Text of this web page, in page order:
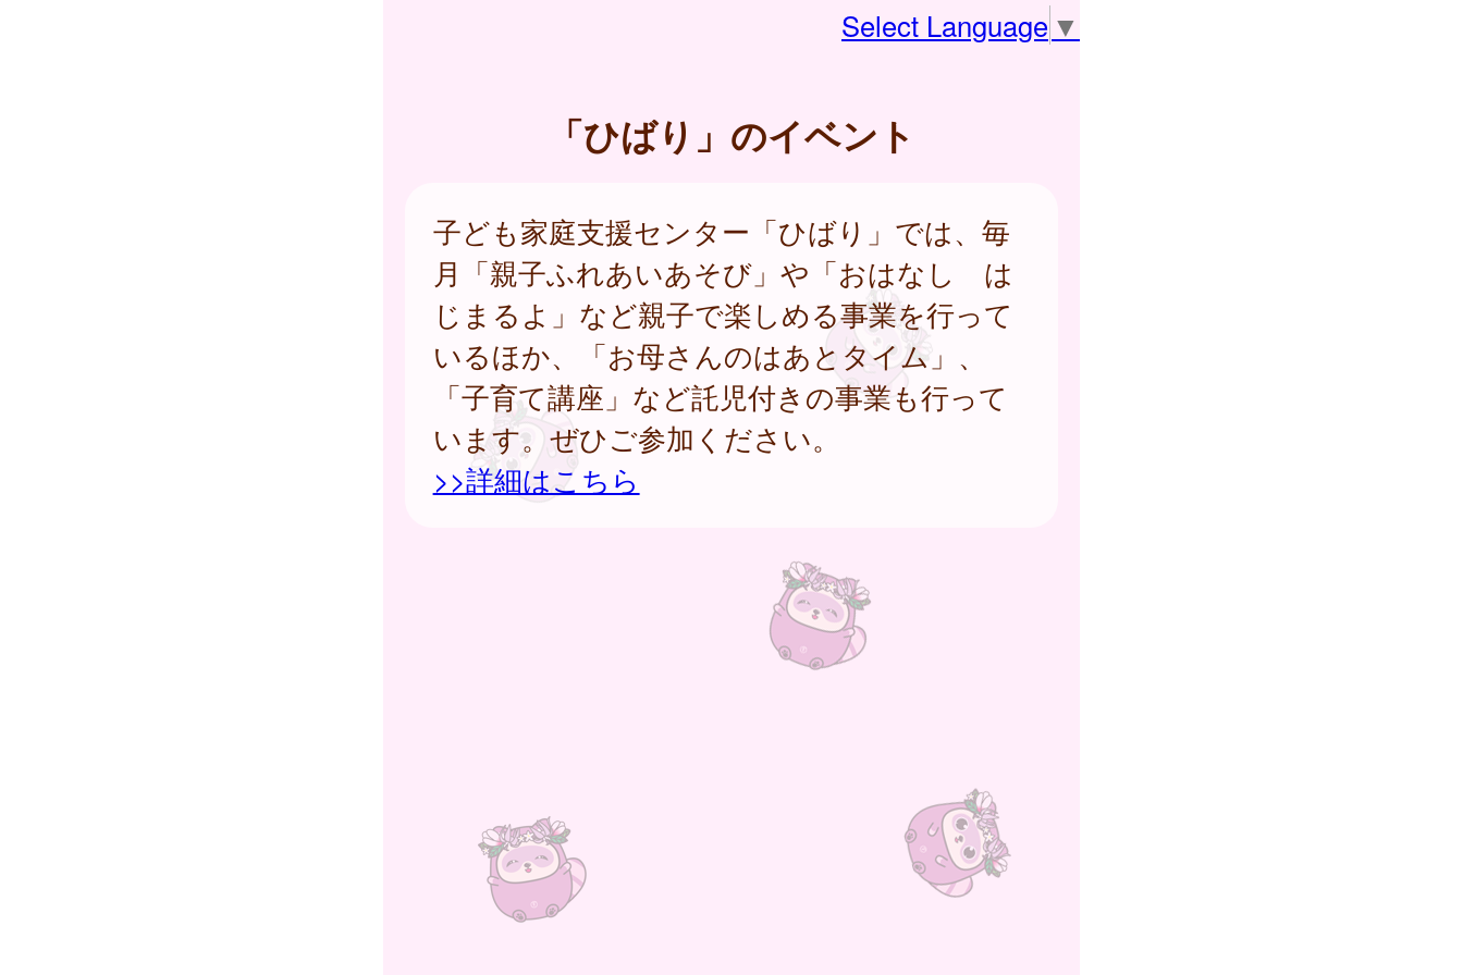
Select Language ▼
「ひばり」のイベント
子ども家庭支援センター「ひばり」では、毎
月「親子ふれあいあそび」や「おはなし は
じまるよ」など親子で楽しめる事業を行って
いるほか、「お母さんのはあとタイム」、
「子育て講座」など託児付きの事業も行って
います。ぜひご参加ください。
>>詳細はこちら